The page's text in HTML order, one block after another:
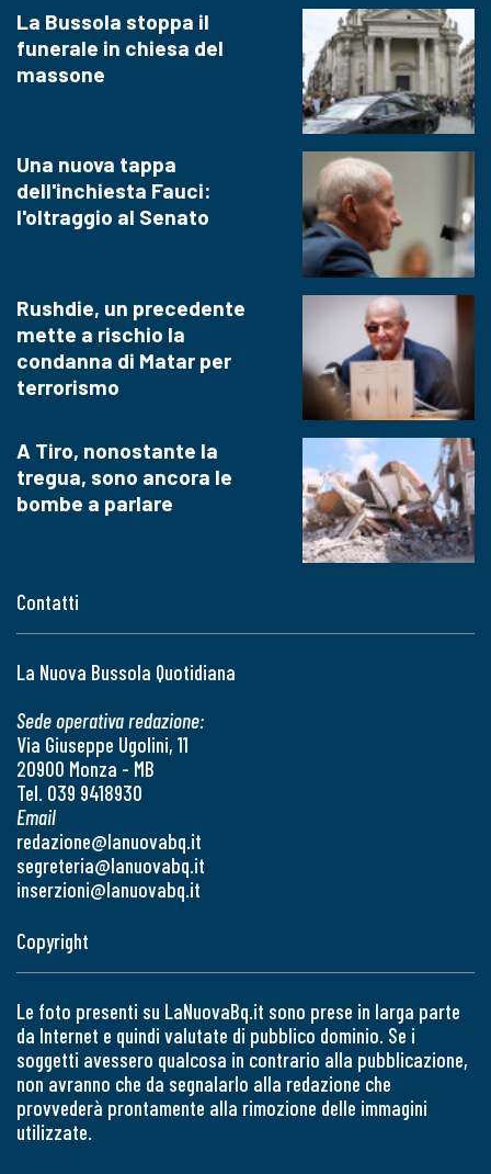
Contatti
La Nuova Bussola Quotidiana
Sede operativa redazione:
Via Giuseppe Ugolini, 11
20900 Monza - MB
Tel. 039 9418930
Email
redazione@lanuovabq.it
segreteria@lanuovabq.it
inserzioni@lanuovabq.it
La Bussola stoppa il
funerale in chiesa del
massone
Una nuova tappa
dell'inchiesta Fauci:
l'oltraggio al Senato
Rushdie, un precedente
mette a rischio la
condanna di Matar per
terrorismo
A Tiro, nonostante la
tregua, sono ancora le
bombe a parlare
Copyright
Le foto presenti su LaNuovaBq.it sono prese in larga parte
da Internet e quindi valutate di pubblico dominio. Se i
soggetti avessero qualcosa in contrario alla pubblicazione,
non avranno che da segnalarlo alla redazione che
provvederà prontamente alla rimozione delle immagini
utilizzate.